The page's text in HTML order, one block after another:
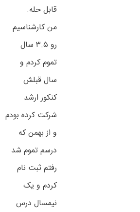
قابل حله.
من کارشناسیم
رو ۳.۵ سال
تموم کردم و
سال قبلش
کنکور ارشد
شرکت کرده بودم
و از بهمن که
درسم تموم شد
رفتم ثبت نام
کردم و یک
نیمسال درس